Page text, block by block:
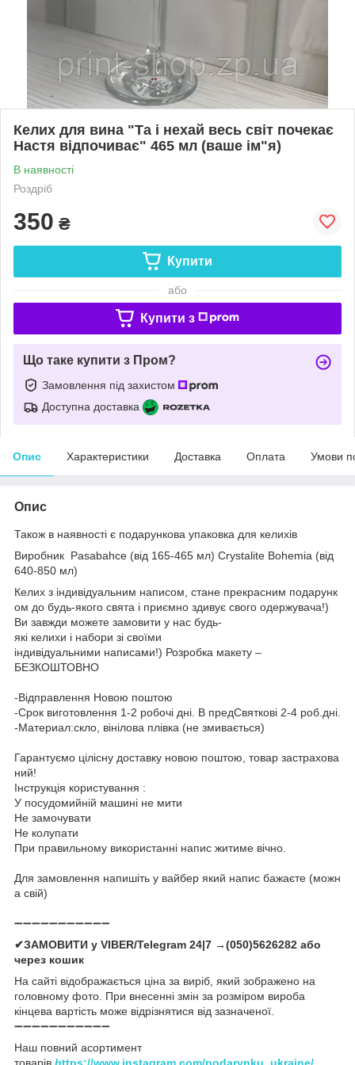
Келих для вина "Та і нехай весь світ почекає
Настя відпочиває" 465 мл (ваше ім"я)
В наявності
Роздріб
350 ₴
Купити
або
Купити з
Що таке купити з Пром?
Замовлення під захистом
Доступна доставка
Опис Характеристики Доставка Оплата Умови
Опис
Також в наявності є подарункова упаковка для келихів
Виробник Pasabahce (від 165-465 мл) Crystalite Bohemia (від
640-850 мл)
Келих з індивідуальним написом, стане прекрасним подарунк
ом до будь-якого свята і приємно здивує свого одержувача!)
Ви завжди можете замовити у нас будь-
які келихи і набори зі своїми
індивідуальними написами!) Розробка макету –
БЕЗКОШТОВНО
-Відправлення Новою поштою
-Срок виготовлення 1-2 робочі дні. В предСвяткові 2-4 роб.дні.
-Материал:скло, вінілова плівка (не змивається)
Гарантуємо цілісну доставку новою поштою, товар застрахова
ний!
Інструкція користування :
У посудомийній машині не мити
Не замочувати
Не колупати
При правильному використанні напис житиме вічно.
Для замовлення напишіть у вайбер який напис бажаєте (можн
а свій)
➖➖➖➖➖➖➖➖➖➖➖
✔ЗАМОВИТИ у VIBER/Telegram 24|7 →(050)5626282 або
через кошик
На сайті відображається ціна за виріб, який зображено на
головному фото. При внесенні змін за розміром вироба
кінцева вартість може відрізнятися від зазначеної.
➖➖➖➖➖➖➖➖➖➖➖
Наш повний асортимент
товарів https://www.instagram.com/podarynku_ukraine/